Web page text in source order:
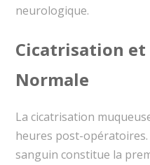
neurologique.
Cicatrisation et
Normale
La cicatrisation
heures post-
sanguin constitue la